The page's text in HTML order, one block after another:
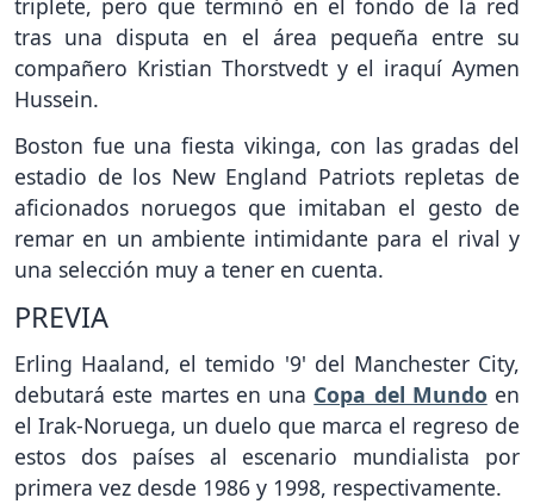
triplete, pero que terminó en el fondo de la red
tras una disputa en el área pequeña entre su
compañero Kristian Thorstvedt y el iraquí Aymen
Hussein.
Boston fue una fiesta vikinga, con las gradas del
estadio de los New England Patriots repletas de
aficionados noruegos que imitaban el gesto de
remar en un ambiente intimidante para el rival y
una selección muy a tener en cuenta.
PREVIA
Erling Haaland, el temido '9' del Manchester City,
debutará este martes en una Copa del Mundo en
el Irak-Noruega, un duelo que marca el regreso de
estos dos países al escenario mundialista por
primera vez desde 1986 y 1998, respectivamente.